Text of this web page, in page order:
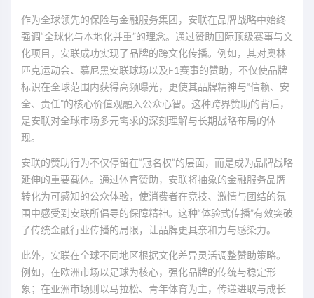
作为全球领先的保险与金融服务集团，安联在品牌战略中始终
强调“全球化与本地化并重”的理念。通过赞助国际顶级赛事与文
化项目，安联成功实现了品牌的跨文化传播。例如，其对奥林
匹克运动会、慕尼黑安联球场以及F1赛事的赞助，不仅使品牌
标识在全球范围内获得高频曝光，更使其品牌精神与“信赖、安
全、责任”的核心价值观融入公众心智。这种跨界赞助的背后，
是安联对全球市场多元需求的深刻理解与长期战略布局的体
现。
安联的赞助行为不仅停留在“冠名权”的层面，而是成为品牌战略
延伸的重要载体。通过体育赞助，安联将抽象的金融服务品牌
转化为可感知的公众体验，使消费者在竞技、激情与团结的氛
围中感受到安联所倡导的保障精神。这种“体验式传播”有效突破
了传统金融行业传播的局限，让品牌更具亲和力与感染力。
此外，安联在全球不同地区根据文化差异灵活调整赞助策略。
例如，在欧洲市场以足球为核心，强化品牌的传统与稳定形
象；在亚洲市场则以马拉松、青年体育为主，传递进取与成长